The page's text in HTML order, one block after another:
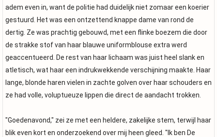
adem even in, want de politie had duidelijk niet zomaar een koerier
gestuurd. Het was een ontzettend knappe dame van rond de
dertig. Ze was prachtig gebouwd, met een flinke boezem die door
de strakke stof van haar blauwe uniformblouse extra werd
geaccentueerd. De rest van haar lichaam was juist heel slank en
atletisch, wat haar een indrukwekkende verschijning maakte. Haar
lange, blonde haren vielen in zachte golven over haar schouders en
ze had volle, voluptueuze lippen die direct de aandacht trokken.
"Goedenavond," zei ze met een heldere, zakelijke stem, terwijl haar
blik even kort en onderzoekend over mij heen gleed. "Ik ben De